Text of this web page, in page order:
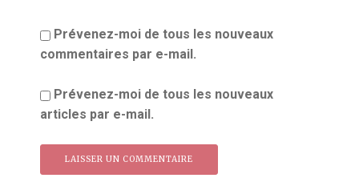
Prévenez-moi de tous les nouveaux
commentaires par e-mail.
Prévenez-moi de tous les nouveaux
articles par e-mail.